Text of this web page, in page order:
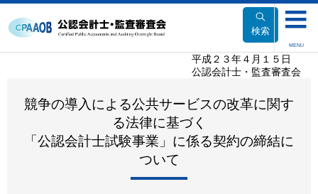
文
検索
MENU
平成２３年４月１５日
公認会計士・監査審査会
競争の導入による公共サービスの改革に関す
る法律に基づく
「公認会計士試験事業」に係る契約の締結に
ついて